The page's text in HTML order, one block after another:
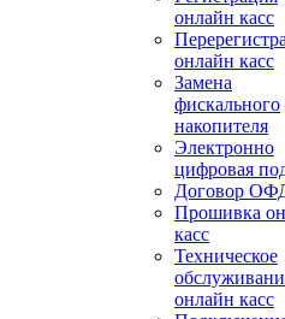
онлайн касс
онлайн касс
Замена
фискального
накопителя
Электронно
цифровая
Договор
Прошивка
касс
Техническое
онлайн касс